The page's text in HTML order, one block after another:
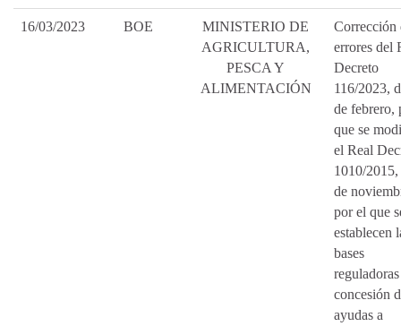
16/03/2023 BOE
MINISTERIO DE
AGRICULTURA,
PESCA Y
ALIMENTACIÓN
Corrección
errores del
Decreto
116/2023,
de febrero,
que se
el Real
1010/2015,
de
por el que
establecen
bases
concesión
ayudas a